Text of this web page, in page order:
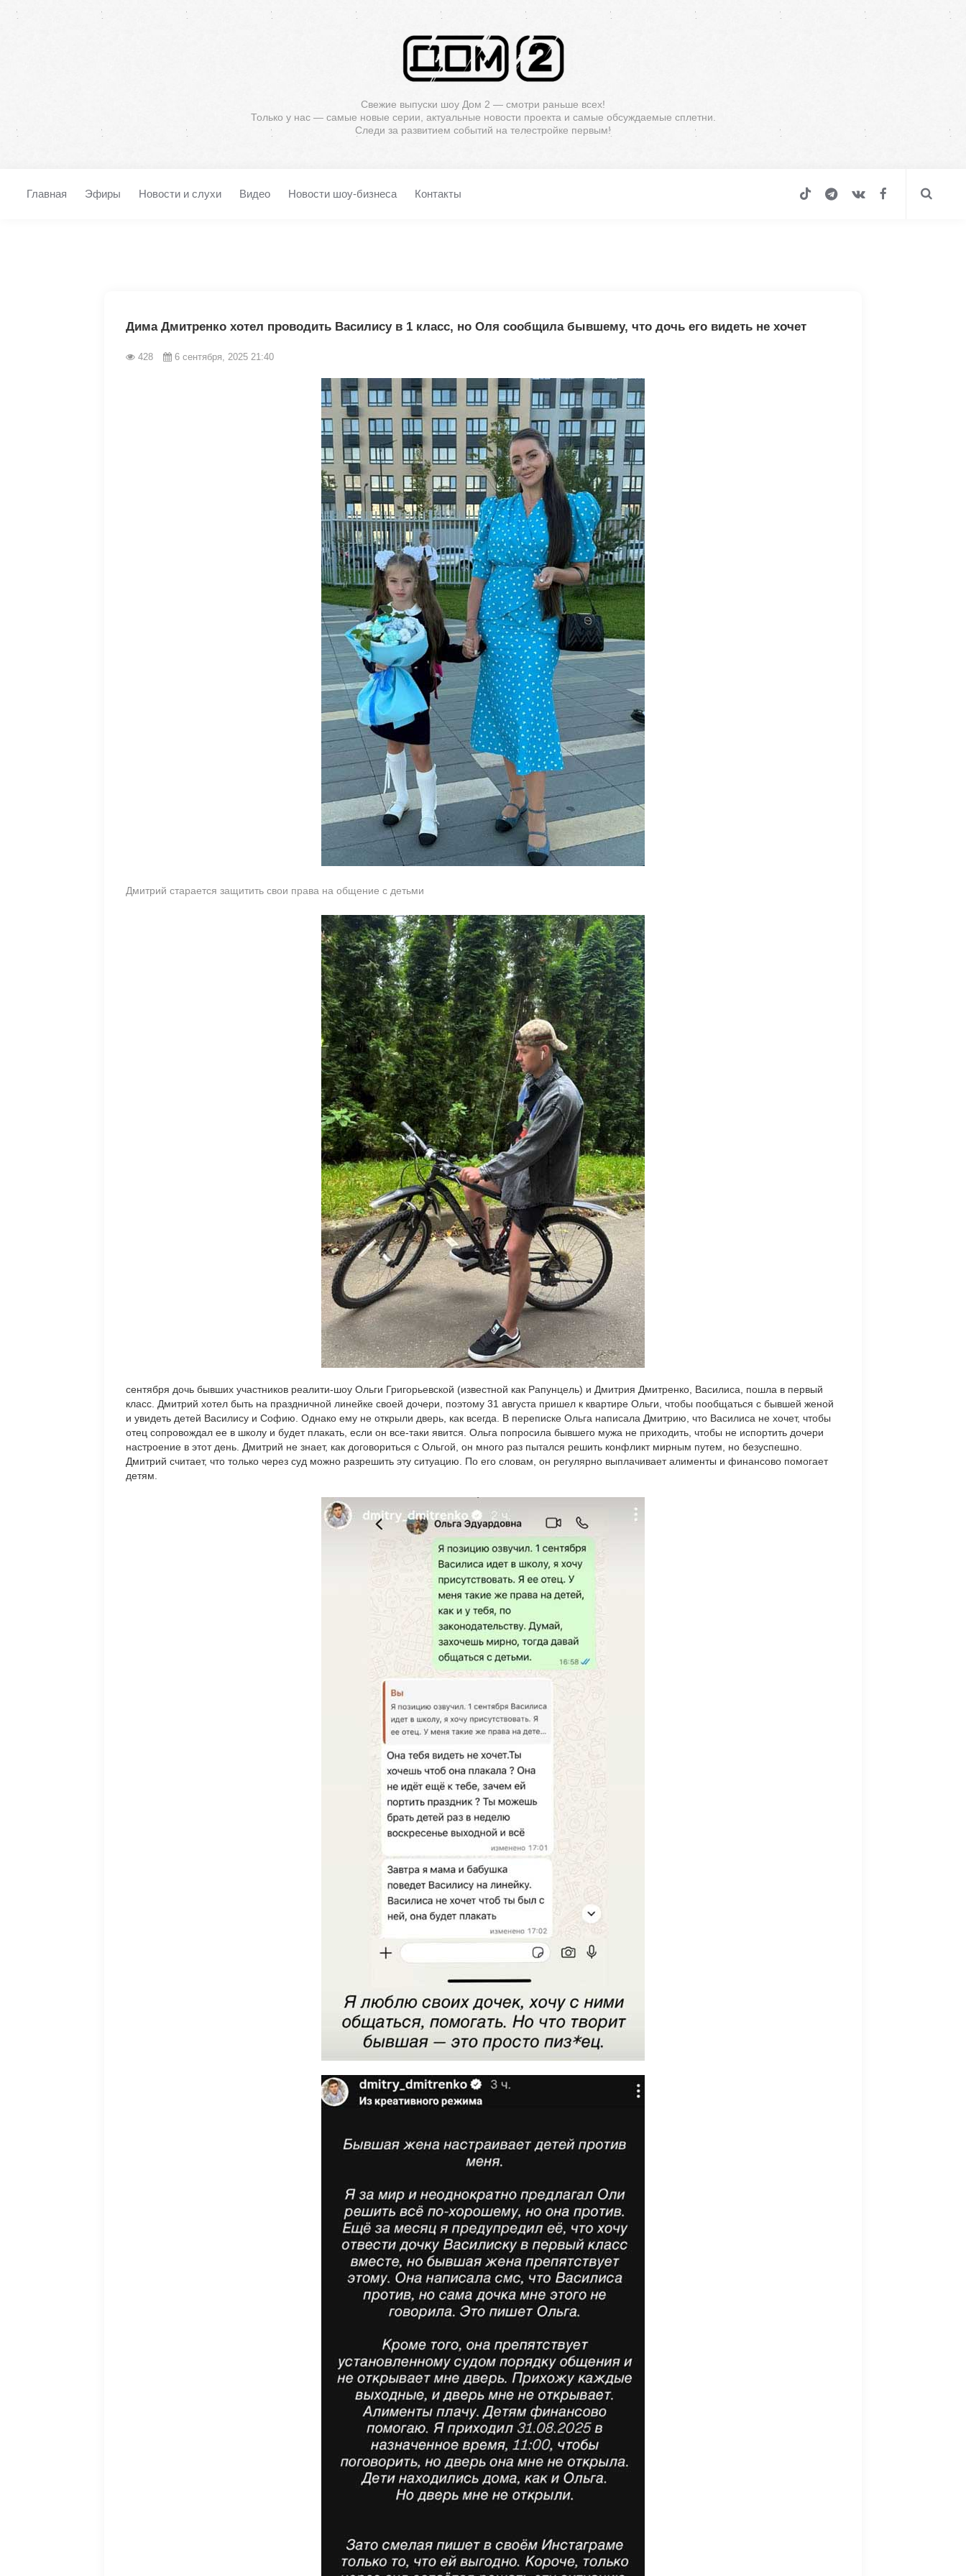
Свежие выпуски шоу Дом 2 — смотри раньше всех!
Только у нас — самые новые серии, актуальные новости проекта и самые обсуждаемые сплетни.
Следи за развитием событий на телестройке первым!
Главная Эфиры Новости и слухи Видео Новости шоу-бизнеса Контакты
Дима Дмитренко хотел проводить Василису в 1 класс, но Оля сообщила бывшему, что дочь его видеть не хочет
428 6 сентября, 2025 21:40
Дмитрий старается защитить свои права на общение с детьми
сентября дочь бывших участников реалити-шоу Ольги Григорьевской (известной как Рапунцель) и Дмитрия Дмитренко, Василиса, пошла в первый
класс. Дмитрий хотел быть на праздничной линейке своей дочери, поэтому 31 августа пришел к квартире Ольги, чтобы пообщаться с бывшей женой
и увидеть детей Василису и Софию. Однако ему не открыли дверь, как всегда. В переписке Ольга написала Дмитрию, что Василиса не хочет, чтобы
отец сопровождал ее в школу и будет плакать, если он все-таки явится. Ольга попросила бывшего мужа не приходить, чтобы не испортить дочери
настроение в этот день. Дмитрий не знает, как договориться с Ольгой, он много раз пытался решить конфликт мирным путем, но безуспешно.
Дмитрий считает, что только через суд можно разрешить эту ситуацию. По его словам, он регулярно выплачивает алименты и финансово помогает
детям.